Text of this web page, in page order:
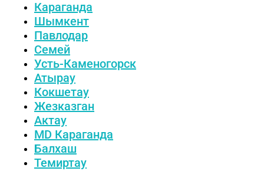
Караганда
Шымкент
Павлодар
Семей
Усть-Каменогорск
Атырау
Кокшетау
Жезказган
Актау
MD Караганда
Балхаш
Темиртау